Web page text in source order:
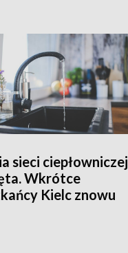
sieci ciepłowniczej
Wkrótce
Kielc znowu